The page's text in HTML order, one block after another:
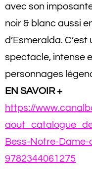
avec son
noir & blanc aussi
d’Esmeralda.
spectacle, intense
personnages
EN SAVOIR +
https://
Bess-Notre-
9782344061275